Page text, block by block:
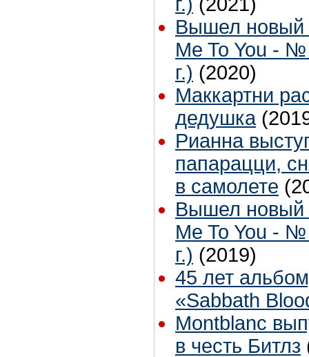
Вышел новый
Me To You -
г.) (2020)
Маккартни
дедушка
Рианна
папарацци,
в самолете
Вышел новый
Me To You -
г.) (2019)
45 лет
«Sabbath
Montblanc
в честь Битлз